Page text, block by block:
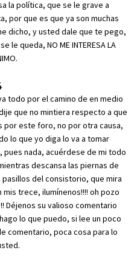
la política, que se le grave a
por que es que ya son muchas
dicho, y usted dale que te pego,
le queda, NO ME INTERESA LA
todo por el camino de en medio
que no mintiera respecto a que
por este foro, no por otra causa,
lo que yo diga lo va a tomar
pues nada, acuérdese de mi todo
descansa las piernas de
del consistorio, que mira
mis trece, ilumínenos!!!! oh pozo
Déjenos su valioso comentario
lo que puedo, si lee un poco
comentario, poca cosa para lo